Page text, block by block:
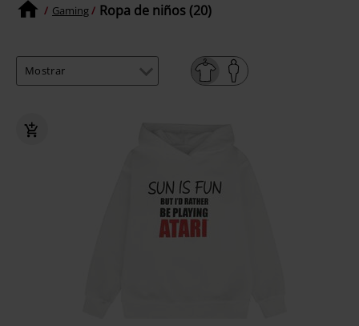
Gaming Ropa de niños (20)